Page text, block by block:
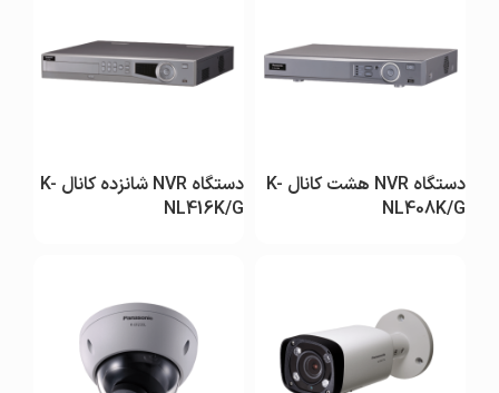
دستگاه NVR هشت کانال K-
NL408K/G
دستگاه NVR شانزده کانال K-
NL416K/G